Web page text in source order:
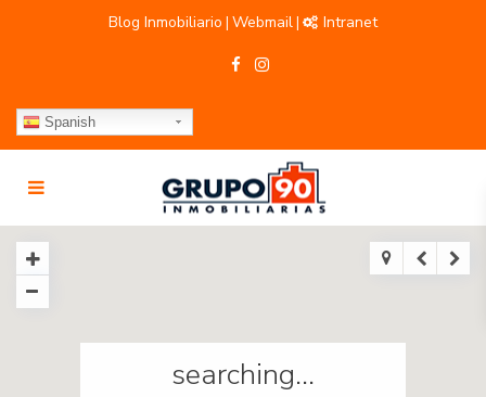
Blog Inmobiliario | Webmail| Intranet
Spanish
searching...